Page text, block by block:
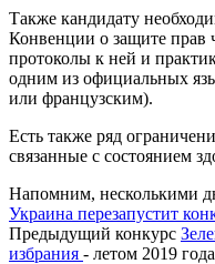
Также кандидату
Конвенции о защите прав
протоколы к ней и
одним из официальных
или французским).
Есть также ряд
связанные с состоянием
Напомним, несколькими
Украина перезапустит
Предыдущий конкурс
избрания - летом 2019